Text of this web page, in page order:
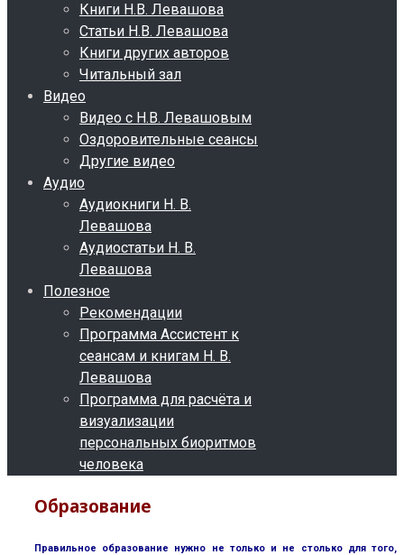
Книги Н.В. Левашова
Статьи Н.В. Левашова
Книги других авторов
Читальный зал
Видео
Видео с Н.В. Левашовым
Оздоровительные сеансы
Другие видео
Аудио
Аудиокниги Н. В.
Левашова
Аудиостатьи Н. В.
Левашова
Полезное
Рекомендации
Программа Ассистент к
сеансам и книгам Н. В.
Левашова
Программа для расчёта и
визуализации
персональных биоритмов
человека
Образование
Правильное образование нужно не только и не столько для того,